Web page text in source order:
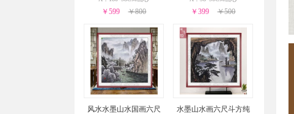
￥599 ￥800 ￥399 ￥500
风水水墨山水国画六尺
水墨山水画六尺斗方纯